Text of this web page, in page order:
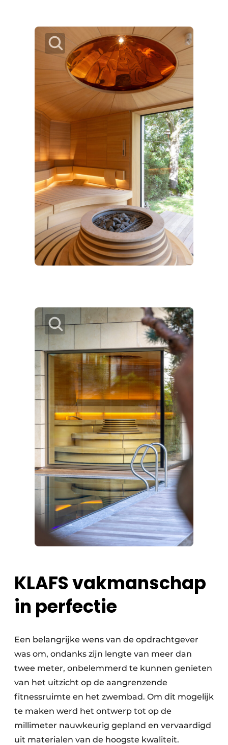
KLAFS vakmanschap
in perfectie
Een belangrijke wens van de opdrachtgever
was om, ondanks zijn lengte van meer dan
twee meter, onbelemmerd te kunnen genieten
van het uitzicht op de aangrenzende
fitnessruimte en het zwembad. Om dit mogelijk
te maken werd het ontwerp tot op de
millimeter nauwkeurig gepland en vervaardigd
uit materialen van de hoogste kwaliteit.